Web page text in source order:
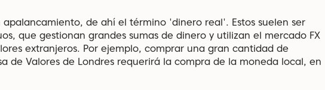
apalancamiento, de ahí el término 'dinero real'. Estos suelen ser
que gestionan grandes sumas de dinero y utilizan el mercado FX
extranjeros. Por ejemplo, comprar una gran cantidad de
de Valores de Londres requerirá la compra de la moneda local, en